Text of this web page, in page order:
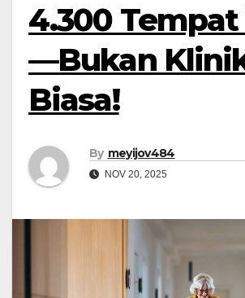
4.300
—Bukan
Biasa!
By meyijov484
NOV 20, 2025